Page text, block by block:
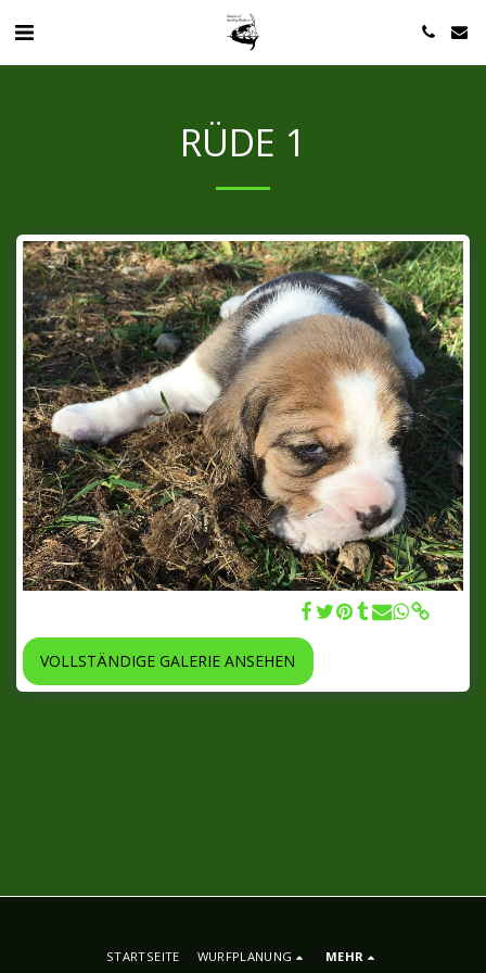
RÜDE 1
VOLLSTÄNDIGE GALERIE ANSEHEN
STARTSEITE WURFPLANUNG MEHR